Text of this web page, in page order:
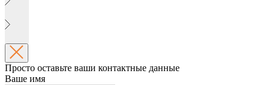
Просто оставьте ваши контактные данные
Ваше имя